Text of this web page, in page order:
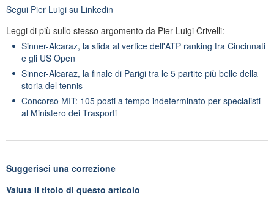
Segui Pier Luigi su Linkedin
Leggi di più sullo stesso argomento da Pier Luigi Crivelli:
Sinner-Alcaraz, la sfida al vertice dell'ATP ranking tra Cincinnati
e gli US Open
Sinner-Alcaraz, la finale di Parigi tra le 5 partite più belle della
storia del tennis
Concorso MIT: 105 posti a tempo indeterminato per specialisti
al Ministero dei Trasporti
Suggerisci una correzione
Valuta il titolo di questo articolo